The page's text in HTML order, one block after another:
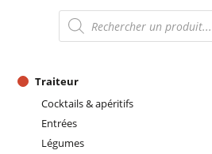
Recherche
de
produits
Traiteur
Cocktails & apéritifs
Entrées
Légumes